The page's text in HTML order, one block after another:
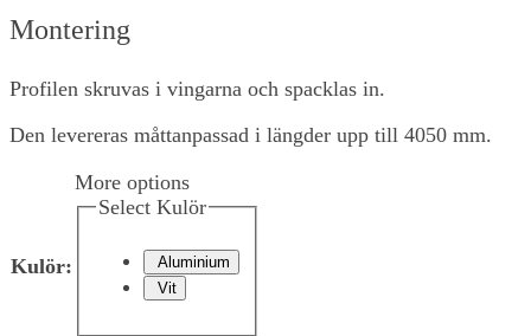
Montering
Profilen skruvas i vingarna och spacklas in.
Den levereras måttanpassad i längder upp till 4050 mm.
Kulör:
More options
Select Kulör
Aluminium
Vit